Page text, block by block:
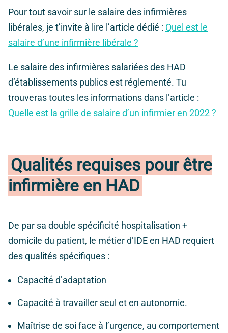
Pour tout savoir sur le salaire des infirmières
libérales, je t’invite à lire l’article dédié : Quel est le
salaire d’une infirmière libérale ?
Le salaire des infirmières salariées des HAD
d’établissements publics est réglementé. Tu
trouveras toutes les informations dans l’article :
Quelle est la grille de salaire d’un infirmier en 2022 ?
Qualités requises pour être
infirmière en HAD
De par sa double spécificité hospitalisation +
domicile du patient, le métier d’IDE en HAD requiert
des qualités spécifiques :
Capacité d’adaptation
Capacité à travailler seul et en autonomie.
Maîtrise de soi face à l’urgence, au comportement